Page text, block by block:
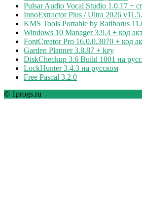
Pulsar Audio Vocal Studio 1.0.17 +
InnoExtractor Plus / Ultra 2026
KMS Tools Portable by Ratiborus
Windows 10 Manager 3.9.4 + код
FontCreator Pro 16.0.0.3070 + код
Garden Planner 3.8.87 + key
DiskCheckup 3.6 Build 1001 на
LockHunter 3.4.3 на русском
Free Pascal 3.2.0
© 1progs.ru